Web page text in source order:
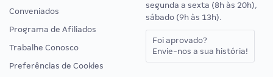
Conveniados
Programa de Afiliados
Trabalhe Conosco
Preferências de Cookies
segunda a sexta (8h às 20h),
sábado (9h às 13h).
Foi aprovado?
Envie-nos a sua história!